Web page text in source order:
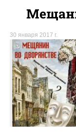
30 января 2017 г.